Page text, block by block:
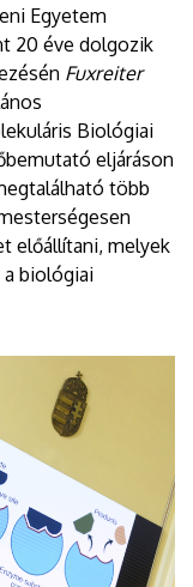
Egyetem
20 éve dolgozik
Fuxreiter
Biológiai
eljáráson
több
előállítani, melyek
a biológiai